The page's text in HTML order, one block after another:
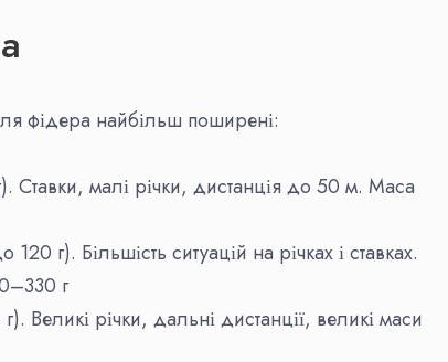
фідера найбільш поширені:
Ставки, малі річки, дистанція до 50 м. Маса
г). Більшість ситуацій на річках і ставках.
г
Великі річки, дальні дистанції, великі маси